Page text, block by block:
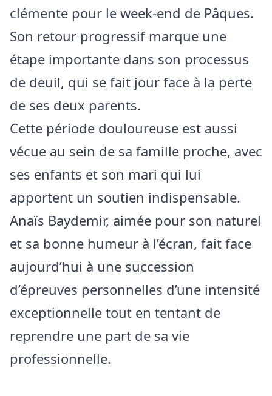
clémente pour le week-end de Pâques.
Son retour progressif marque une
étape importante dans son processus
de deuil, qui se fait jour face à la perte
de ses deux parents.
Cette période douloureuse est aussi
vécue au sein de sa famille proche, avec
ses enfants et son mari qui lui
apportent un soutien indispensable.
Anaïs Baydemir, aimée pour son naturel
et sa bonne humeur à l’écran, fait face
aujourd’hui à une succession
d’épreuves personnelles d’une intensité
exceptionnelle tout en tentant de
reprendre une part de sa vie
professionnelle.